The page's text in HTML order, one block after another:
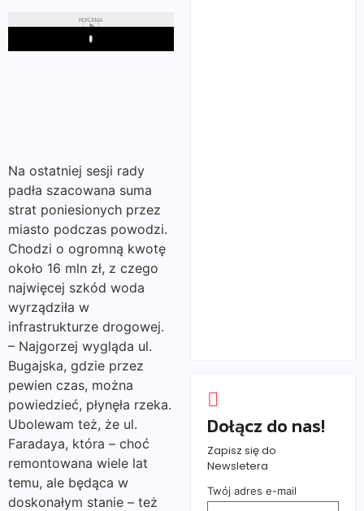
REKLAMA
Play
Na ostatniej sesji rady
padła szacowana suma
strat poniesionych przez
miasto podczas powodzi.
Chodzi o ogromną kwotę
około 16 mln zł, z czego
najwięcej szkód woda
wyrządziła w
infrastrukturze drogowej.
– Najgorzej wygląda ul.
Bugajska, gdzie przez
pewien czas, można
powiedzieć, płynęła rzeka.
Ubolewam też, że ul.
Faradaya, która – choć
remontowana wiele lat
temu, ale będąca w
doskonałym stanie – też
Dołącz do nas!
Zapisz się do
Newsletera
Twój adres e-mail